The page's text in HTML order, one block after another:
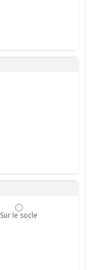
Sur le socle